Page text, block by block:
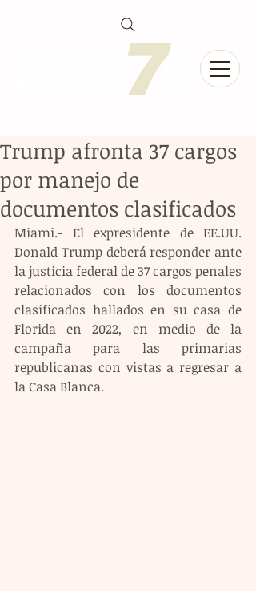
Trump afronta 37 cargos
por manejo de
documentos clasificados
Miami.- El expresidente de EE.UU.
Donald Trump deberá responder ante
la justicia federal de 37 cargos penales
relacionados con los documentos
clasificados hallados en su casa de
Florida en 2022, en medio de la
campaña para las primarias
republicanas con vistas a regresar a
la Casa Blanca.